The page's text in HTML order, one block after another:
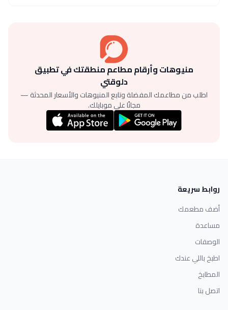
منيوهات وأرقام مطاعم منطقتك في تطبيق
دلوقتي
اطلب من مطاعمك المفضلة وتابع المنيوهات والأسعار المحدثة —
مجانًا على موبايلك.
روابط سريعة
أضف مطعمك
مساعدة
الوصفات
اطبخ باللي عندك
المطابخ
اتصل بنا